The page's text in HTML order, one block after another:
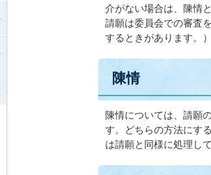
介がない場合は、陳情
請願は委員会での審査
するときがあります。
陳情
陳情については、請願
す。どちらの方法にす
は請願と同様に処理して